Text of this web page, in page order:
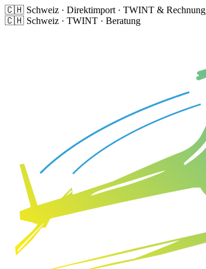
🇨🇭 Schweiz · Direktimport · TWINT & Rechnung
🇨🇭 Schweiz · TWINT · Beratung